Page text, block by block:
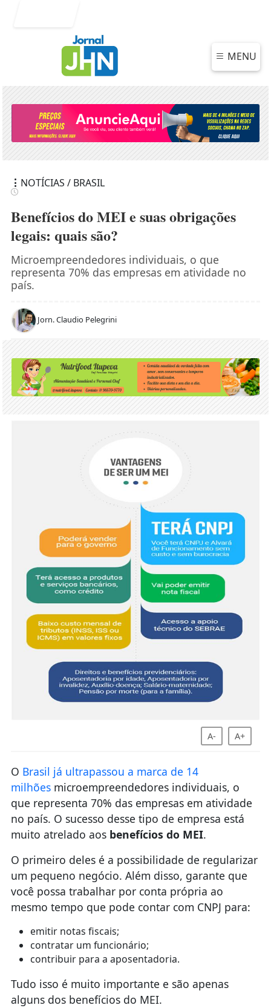
MENU
NOTÍCIAS / BRASIL
Benefícios do MEI e suas obrigações
legais: quais são?
Microempreendedores individuais, o que
representa 70% das empresas em atividade no
país.
Jorn. Claudio Pelegrini
A- A+
O Brasil já ultrapassou a marca de 14
milhõesmicroempreendedores individuais, o
que representa 70% das empresas em atividade
no país. O sucesso desse tipo de empresa está
muito atrelado aosbenefícios do MEI.
O primeiro deles é a possibilidade de regularizar
um pequeno negócio. Além disso, garante que
você possa trabalhar por conta própria ao
mesmo tempo que pode contar com CNPJ para:
emitir notas fiscais;
contratar um funcionário;
contribuir para a aposentadoria.
Tudo isso é muito importante e são apenas
alguns dos benefícios do MEI.